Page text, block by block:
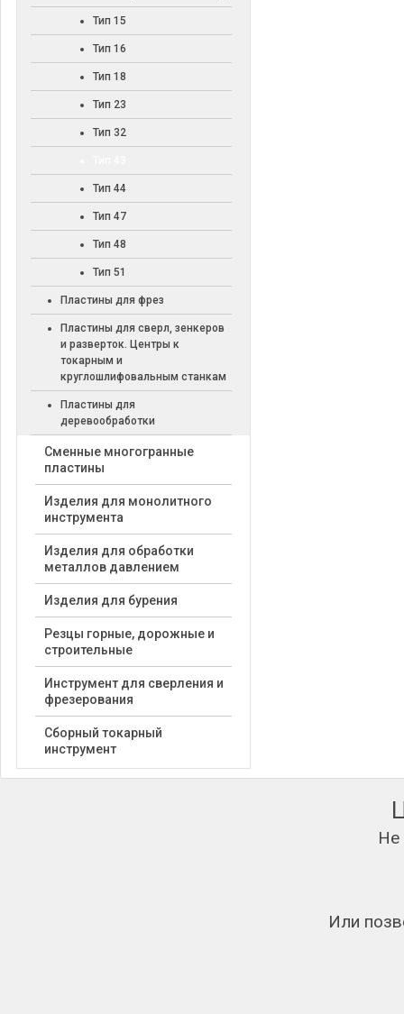
Тип 15
Тип 16
Тип 18
Тип 23
Тип 32
Тип 44
Тип 47
Тип 48
Тип 51
Пластины для фрез
Пластины для сверл, зенкеров
и разверток. Центры к
токарным и
круглошлифовальным станкам
Пластины для
деревообработки
Cменные многогранные
пластины
Изделия для монолитного
инструмента
Изделия для обработки
металлов давлением
Изделия для бурения
Резцы горные, дорожные и
строительные
Инструмент для сверления и
фрезерования
Сборный токарный
инструмент
Не
Или